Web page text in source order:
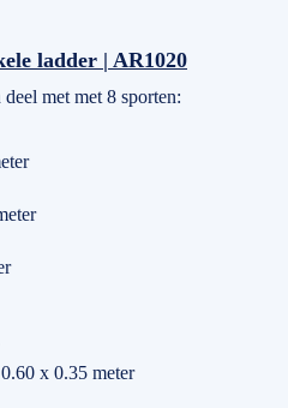
ladder | AR1020
met met 8 sporten:
x 0.35 meter